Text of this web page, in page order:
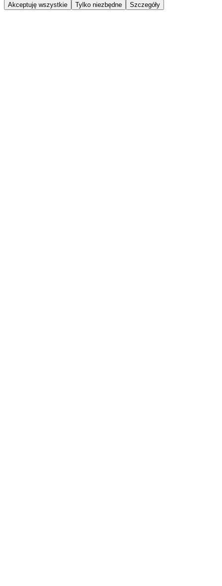
Akceptuję wszystkie Tylko niezbędne Szczegóły